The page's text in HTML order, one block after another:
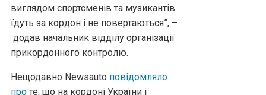
виглядом спортсменів та музикантів
їдуть за кордон і не повертаються”, –
додав начальник відділу організації
прикордонного контролю.
Нещодавно Newsauto повідомляло
про те, що на кордоні України і